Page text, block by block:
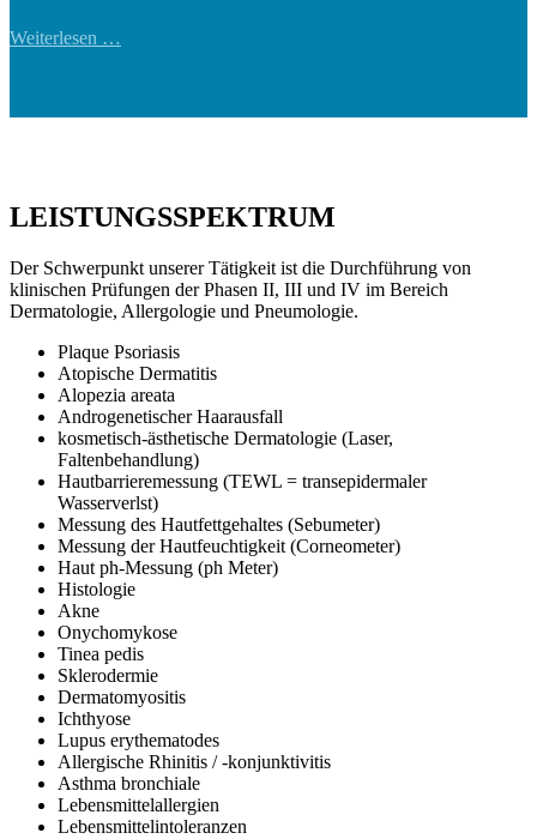
Weiterlesen …
LEISTUNGSSPEKTRUM
Der Schwerpunkt unserer Tätigkeit ist die Durchführung von
klinischen Prüfungen der Phasen II, III und IV im Bereich
Dermatologie, Allergologie und Pneumologie.
Plaque Psoriasis
Atopische Dermatitis
Alopezia areata
Androgenetischer Haarausfall
kosmetisch-ästhetische Dermatologie (Laser,
Faltenbehandlung)
Hautbarrieremessung (TEWL = transepidermaler
Wasserverlst)
Messung des Hautfettgehaltes (Sebumeter)
Messung der Hautfeuchtigkeit (Corneometer)
Haut ph-Messung (ph Meter)
Histologie
Akne
Onychomykose
Tinea pedis
Sklerodermie
Dermatomyositis
Ichthyose
Lupus erythematodes
Allergische Rhinitis / -konjunktivitis
Asthma bronchiale
Lebensmittelallergien
Lebensmittelintoleranzen